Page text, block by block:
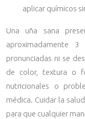
aplicar químicos
Una uña sana
aproximadamente
pronunciadas ni se
de color, textura o
nutricionales o
médica. Cuidar la
para que cualquier